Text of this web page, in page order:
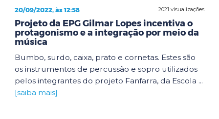
2021 visualizações
20/09/2022, às 12:58
Projeto da EPG Gilmar Lopes incentiva o
protagonismo e a integração por meio da
música
Bumbo, surdo, caixa, prato e cornetas. Estes são
os instrumentos de percussão e sopro utilizados
pelos integrantes do projeto Fanfarra, da Escola ...
[saiba mais]